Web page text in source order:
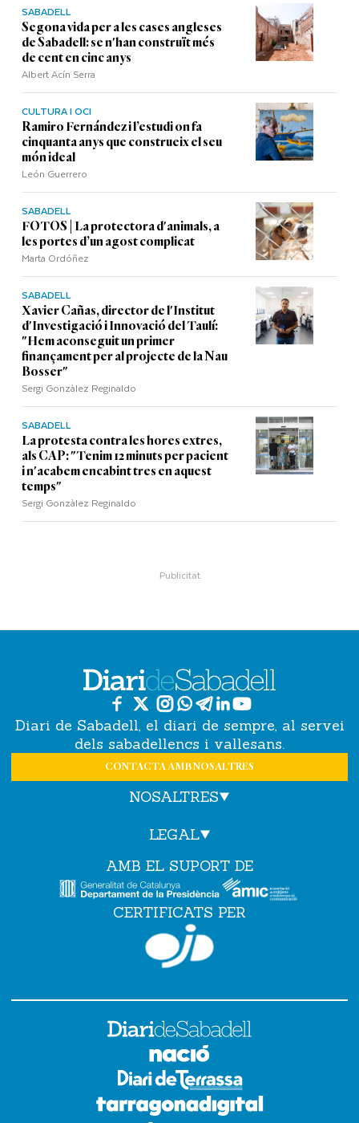
SABADELL
Segona vida per a les cases angleses
de Sabadell: se n'han construït més
de cent en cinc anys
Albert Acín Serra
CULTURA I OCI
Ramiro Fernández i l’estudi on fa
cinquanta anys que construeix el seu
món ideal
León Guerrero
SABADELL
FOTOS | La protectora d'animals, a
les portes d’un agost complicat
Marta Ordóñez
SABADELL
Xavier Cañas, director de l'Institut
d'Investigació i Innovació del Taulí:
"Hem aconseguit un primer
finançament per al projecte de la Nau
Bosser"
Sergi Gonzàlez Reginaldo
SABADELL
La protesta contra les hores extres,
als CAP: "Tenim 12 minuts per pacient
i n'acabem encabint tres en aquest
temps"
Sergi Gonzàlez Reginaldo
Diari de Sabadell, el diari de sempre, al servei
dels sabadellencs i vallesans.
CONTACTA AMB NOSALTRES
NOSALTRES
LEGAL
AMB EL SUPORT DE
CERTIFICATS PER